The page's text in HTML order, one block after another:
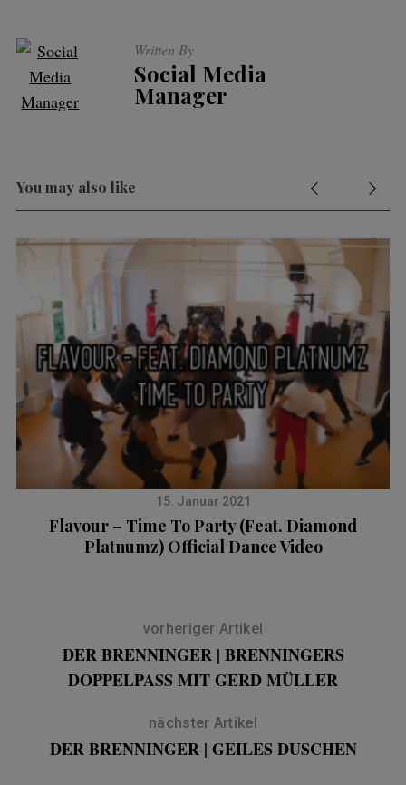
Written By
Social Media
Manager
You may also like
15. Januar 2021
Flavour – Time To Party (Feat. Diamond
Platnumz) Official Dance Video
vorheriger Artikel
DER BRENNINGER | BRENNINGERS
DOPPELPASS MIT GERD MÜLLER
nächster Artikel
DER BRENNINGER | GEILES DUSCHEN